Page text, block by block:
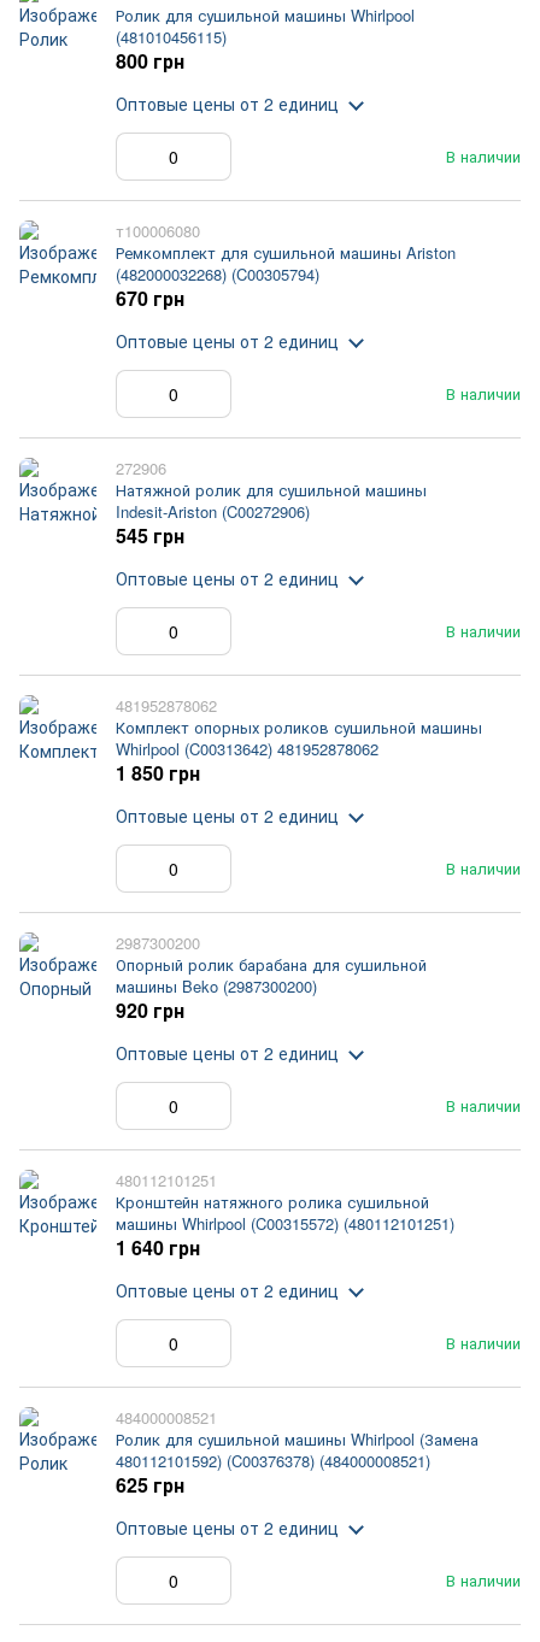
Ролик для сушильной машины Whirlpool
(481010456115)
В наличии
800 грн
Оптовые цены от 2 единиц
т100006080
Ремкомплект для сушильной машины Ariston
(482000032268) (C00305794)
В наличии
670 грн
Оптовые цены от 2 единиц
272906
Натяжной ролик для сушильной машины
Indesit-Ariston (C00272906)
В наличии
545 грн
Оптовые цены от 2 единиц
481952878062
Комплект опорных роликов сушильной машины
Whirlpool (C00313642) 481952878062
В наличии
1 850 грн
Оптовые цены от 2 единиц
2987300200
Опорный ролик барабана для сушильной
машины Beko (2987300200)
В наличии
920 грн
Оптовые цены от 2 единиц
480112101251
Кронштейн натяжного ролика сушильной
машины Whirlpool (C00315572) (480112101251)
В наличии
1 640 грн
Оптовые цены от 2 единиц
484000008521
Ролик для сушильной машины Whirlpool (Замена
480112101592) (C00376378) (484000008521)
В наличии
625 грн
Оптовые цены от 2 единиц